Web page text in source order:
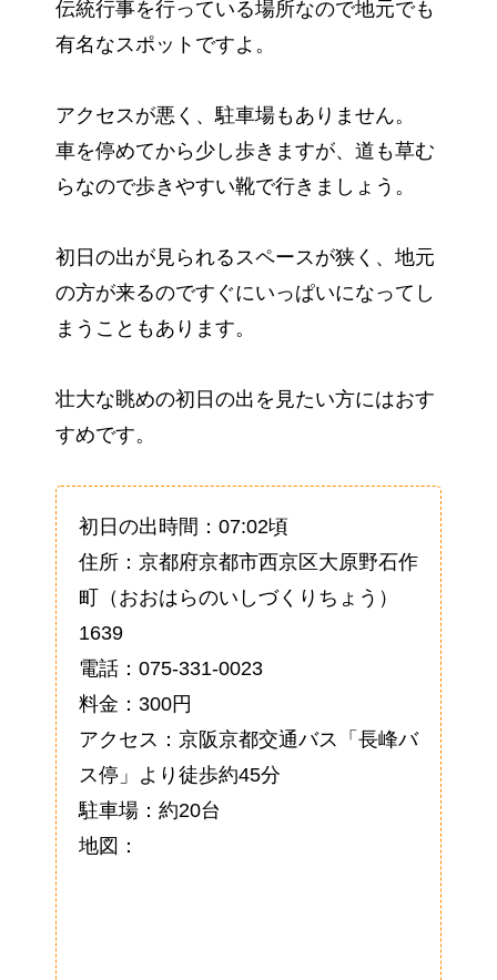
伝統行事を行っている場所なので地元でも
有名なスポットですよ。
アクセスが悪く、駐車場もありません。
車を停めてから少し歩きますが、道も草む
らなので歩きやすい靴で行きましょう。
初日の出が見られるスペースが狭く、地元
の方が来るのですぐにいっぱいになってし
まうこともあります。
壮大な眺めの初日の出を見たい方にはおす
すめです。
初日の出時間：07:02頃
住所：京都府京都市西京区大原野石作
町（おおはらのいしづくりちょう）
1639
電話：075-331-0023
料金：300円
アクセス：京阪京都交通バス「長峰バ
ス停」より徒歩約45分
駐車場：約20台
地図：